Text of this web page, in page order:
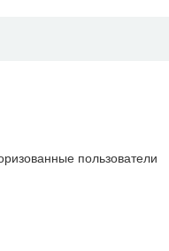
пользователи